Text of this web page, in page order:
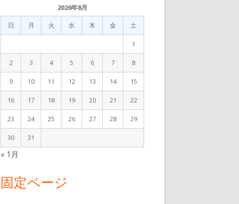
メ
イ
ン
サ
イ
ド
バ
ー
2026年8月
日
月 火 水 木 金 土
1
2 3 4 5 6 7 8
9 10 11 12 13 14 15
16 17 18 19 20 21 22
23 24 25 26 27 28 29
30 31
« 1月
固定ページ